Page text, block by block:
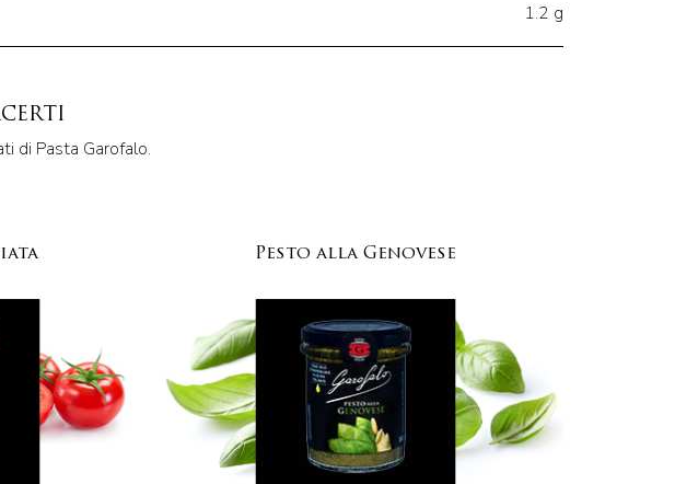
1.2 g
di Pasta Garofalo.
Pesto alla Genovese